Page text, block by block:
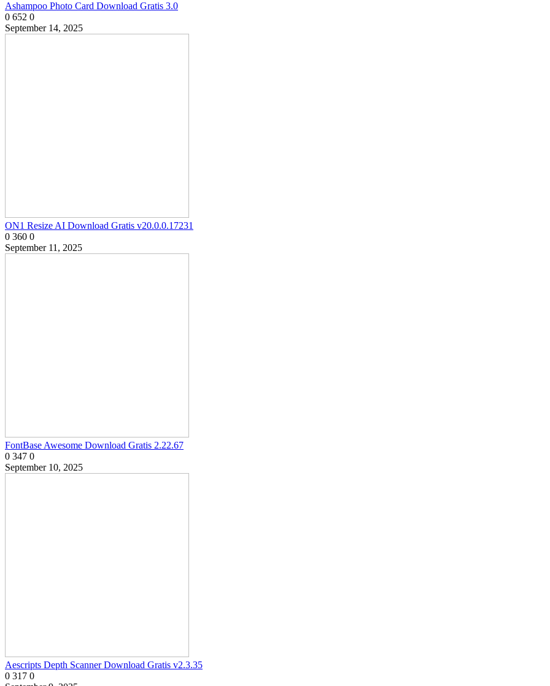
Ashampoo Photo Card Download Gratis 3.0
0 652 0
September 14, 2025
ON1 Resize AI Download Gratis v20.0.0.17231
0 360 0
September 11, 2025
FontBase Awesome Download Gratis 2.22.67
0 347 0
September 10, 2025
Aescripts Depth Scanner Download Gratis v2.3.35
0 317 0